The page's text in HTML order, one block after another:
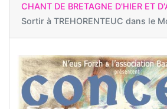
CHANT DE BRETAGNE D'HIER ET
Sortir à TREHORENTEUC dans le